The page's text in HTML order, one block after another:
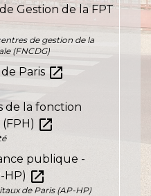
Gestion de la FPT
de gestion de la
(FNCDG)
Paris open_in_new
de la fonction
open_in_new
publique -
HP) open_in_new
de Paris (AP-HP)